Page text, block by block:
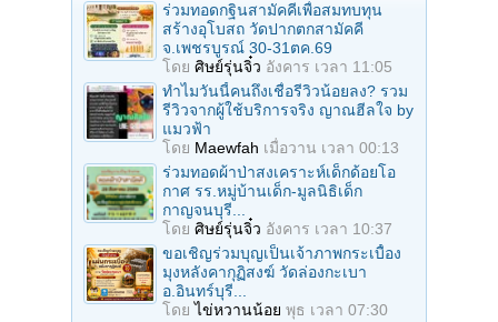
ร่วมทอดกฐินสามัคคีเพื่อสมทบทุน
สร้างอุโบสถ วัดปากตกสามัคคี
จ.เพชรบูรณ์ 30-31ตค.69
โดย ศิษย์รุ่นจิ๋ว อังคาร เวลา 11:05
ทำไมวันนี้คนถึงเชื่อรีวิวน้อยลง? รวม
รีวิวจากผู้ใช้บริการจริง ญาณฮีลใจ by
แมวฟ้า
โดย Maewfah เมื่อวาน เวลา 00:13
ร่วมทอดผ้าป่าสงเคราะห์เด็กด้อยโอ
กาศ รร.หมู่บ้านเด็ก-มูลนิธิเด็ก
กาญจนบุรี...
โดย ศิษย์รุ่นจิ๋ว อังคาร เวลา 10:37
ขอเชิญร่วมบุญเป็นเจ้าภาพกระเบื้อง
มุงหลังคากุฏิสงฆ์ วัดล่องกะเบา
อ.อินทร์บุรี...
โดยไข่หวานน้อย พุธ เวลา 07:30